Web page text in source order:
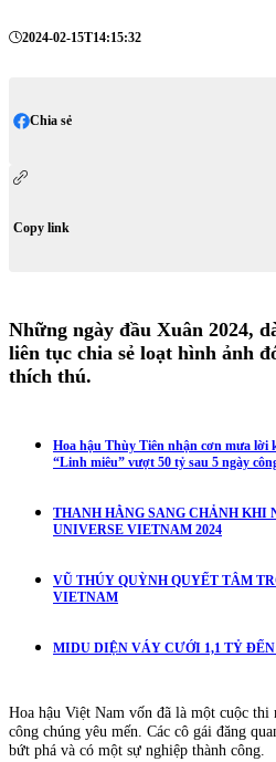
2024-02-15T14:15:32
Chia sẻ
Copy link
Những ngày đầu Xuân 2024,
liên tục chia sẻ loạt hình ảnh
thích thú.
Hoa hậu Thùy Tiên nhận cơn mưa lời
“Linh miêu” vượt 50 tỷ sau 5 ngày
THANH HẰNG SANG CHẢNH KHI
UNIVERSE VIETNAM 2024
VŨ THÚY QUỲNH QUYẾT TÂM
VIETNAM
MIDU DIỆN VÁY CƯỚI 1,1 TỶ
Hoa hậu Việt Nam vốn đã là một cuộc thi
công chúng yêu mến. Các cô gái đăng
bứt phá và có một sự nghiệp thành công.